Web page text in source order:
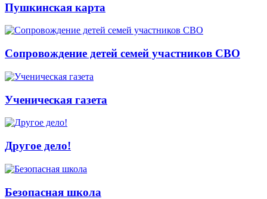
Пушкинская карта
Сопровождение детей семей участников СВО
Ученическая газета
Другое дело!
Безопасная школа